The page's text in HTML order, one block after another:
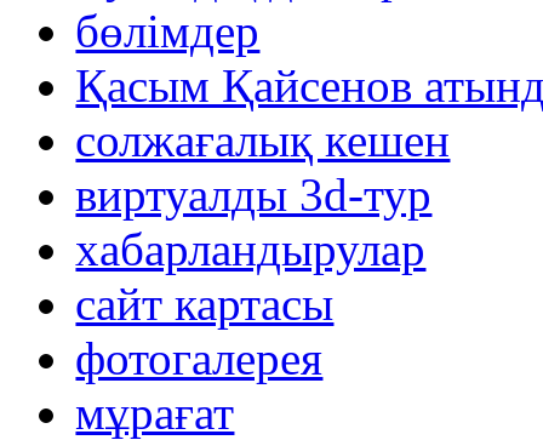
бөлімдер
Қасым Қайсенов
солжағалық кешен
виртуалды 3d-тур
xабарландырулар
сайт картасы
фотогалерея
мұрағат